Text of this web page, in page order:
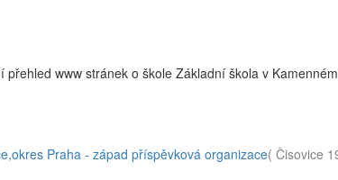
www stránek o škole Základní škola v
Praha - západ příspěvková organizace( Čisovice